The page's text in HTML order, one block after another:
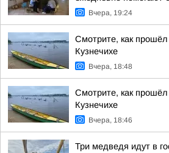
Вчера, 19:24
Смотрите, как
Кузнечихе
Вчера, 18:48
Смотрите, как
Кузнечихе
Вчера, 18:46
Три медведя идут в